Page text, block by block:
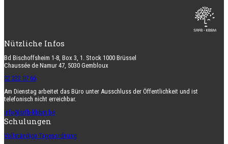
Nützliche Infos
Bd Bischoffsheim 1-8, Box 3, 1. Stock 1000 Brüssel
Chaussée de Namur 47, 5030 Gembloux
02 223 07 66
Am Dienstag arbeitet das Büro unter Ausschluss der Öffentlichkeit und ist
telefonisch nicht erreichbar.
info@srfb-kbbm.be
Schulungen
Vollständige Tagesordnung